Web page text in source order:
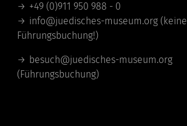
+49 (0)911 950 988 - 0
info@juedisches-museum.org (keine
Führungsbuchung!)
besuch@juedisches-museum.org
(Führungsbuchung)